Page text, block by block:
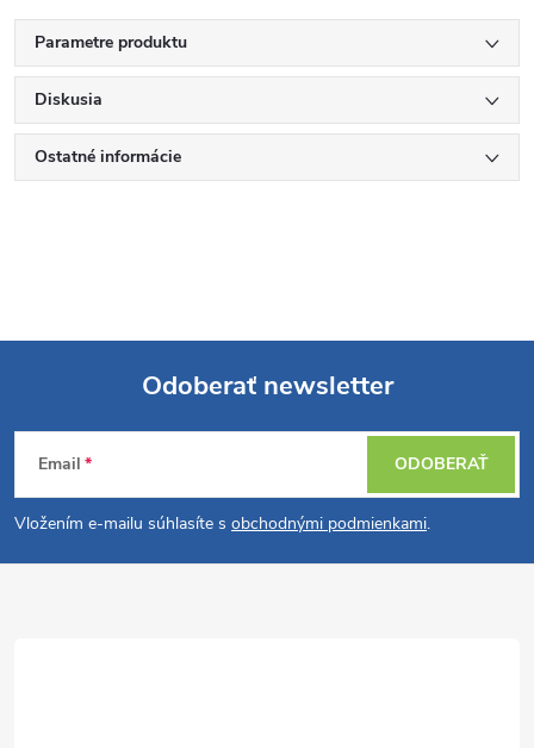
Parametre produktu
Diskusia
Ostatné informácie
Z
á
p
Odoberať newsletter
Email
Vložením e-mailu súhlasíte s obchodnými podmienkami.
ODOBERAŤ